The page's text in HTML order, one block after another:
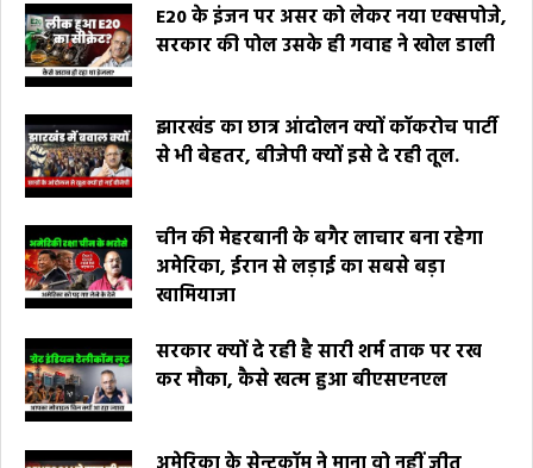
E20 के इंजन पर असर को लेकर नया एक्सपोजे,
सरकार की पोल उसके ही गवाह ने खोल डाली
झारखंड का छात्र आंदोलन क्यों कॉकरोच पार्टी
से भी बेहतर, बीजेपी क्यों इसे दे रही तूल.
चीन की मेहरबानी के बगैर लाचार बना रहेगा
अमेरिका, ईरान से लड़ाई का सबसे बड़ा
खामियाजा
सरकार क्यों दे रही है सारी शर्म ताक पर रख
कर मौका, कैसे खत्म हुआ बीएसएनएल